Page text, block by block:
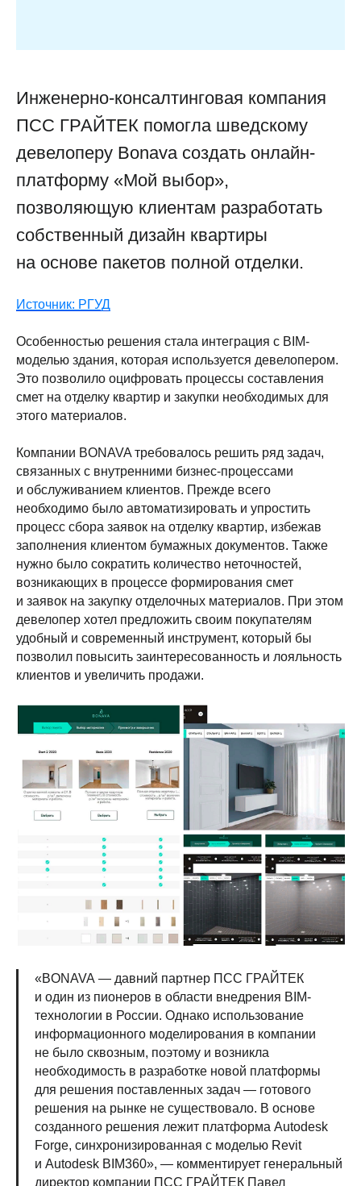
Инженерно-консалтинговая компания
ПСС ГРАЙТЕК помогла шведскому
девелоперу Bonava создать онлайн-
платформу «Мой выбор»,
позволяющую клиентам разработать
собственный дизайн квартиры
на основе пакетов полной отделки.
Источник: РГУД
Особенностью решения стала интеграция с BIM-
моделью здания, которая используется девелопером.
Это позволило оцифровать процессы составления
смет на отделку квартир и закупки необходимых для
этого материалов.
Компании BONAVA требовалось решить ряд задач,
связанных с внутренними бизнес-процессами
и обслуживанием клиентов. Прежде всего
необходимо было автоматизировать и упростить
процесс сбора заявок на отделку квартир, избежав
заполнения клиентом бумажных документов. Также
нужно было сократить количество неточностей,
возникающих в процессе формирования смет
и заявок на закупку отделочных материалов. При этом
девелопер хотел предложить своим покупателям
удобный и современный инструмент, который бы
позволил повысить заинтересованность и лояльность
клиентов и увеличить продажи.
«BONAVA — давний партнер ПСС ГРАЙТЕК
и один из пионеров в области внедрения BIM-
технологии в России. Однако использование
информационного моделирования в компании
не было сквозным, поэтому и возникла
необходимость в разработке новой платформы
для решения поставленных задач — готового
решения на рынке не существовало. В основе
созданного решения лежит платформа Autodesk
Forge, синхронизированная с моделью Revit
и Autodesk BIM360», — комментирует генеральный
директор компании ПСС ГРАЙТЕК Павел